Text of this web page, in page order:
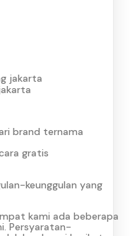
brand ternama
gratis
keunggulan yang
kami ada beberapa
Persyaratan-